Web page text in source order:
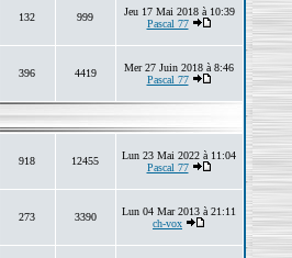
132 999
Jeu 17 Mai 2018 à 10:39
Pascal 77
396 4419
Mer 27 Juin 2018 à 8:46
Pascal 77
918 12455
Lun 23 Mai 2022 à 11:04
Pascal 77
273 3390
Lun 04 Mar 2013 à 21:11
ch-vox